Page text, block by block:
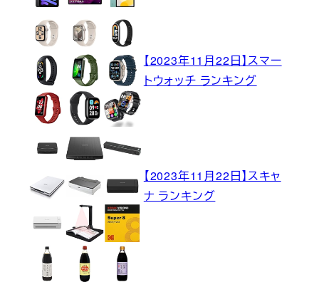
【2023年11月22日】スマー
トウォッチ ランキング
【2023年11月22日】スキャ
ナ ランキング